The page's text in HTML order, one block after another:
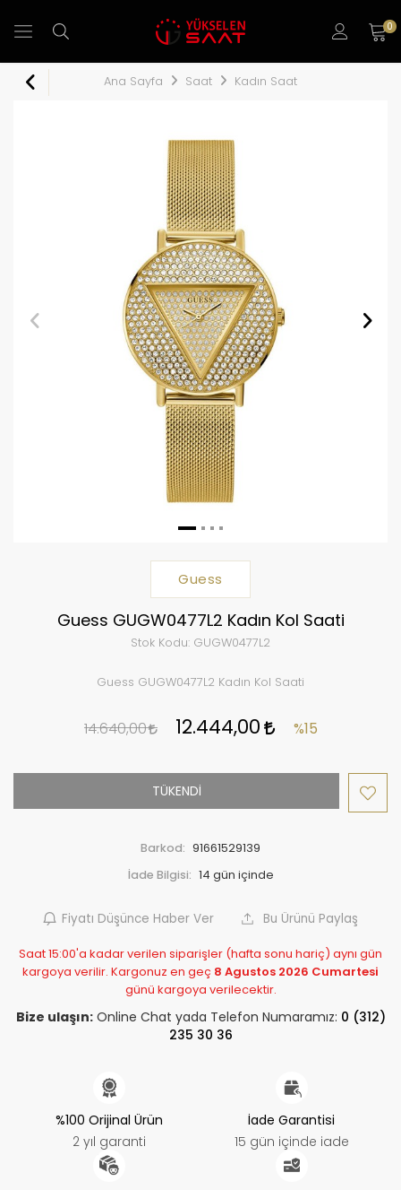
0
Ana Sayfa Saat Kadın Saat
Guess
Guess GUGW0477L2 Kadın Kol Saati
Stok Kodu: GUGW0477L2
Guess GUGW0477L2 Kadın Kol Saati
14.640,00 12.444,00 %15
TÜKENDİ
Barkod: 91661529139
İade Bilgisi:
Fiyatı Düşünce Haber Ver Bu Ürünü Paylaş
Saat 15:00'a kadar verilen siparişler (hafta sonu hariç) aynı gün
kargoya verilir. Kargonuz en geç 8 Agustos 2026 Cumartesi
günü kargoya verilecektir.
Bize ulaşın:Online Chat yada Telefon Numaramız: 0 (312)
235 30 36
%100 Orijinal Ürün
2 yıl garanti
İade Garantisi
15 gün içinde iade